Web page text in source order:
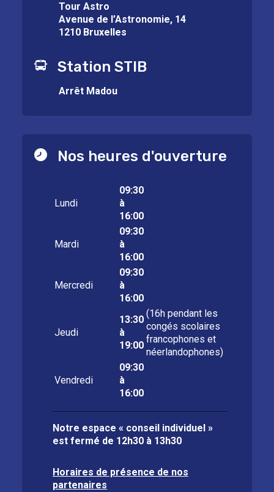
Tour Astro
Avenue de l’Astronomie, 14
1210 Bruxelles
Station STIB
Arrêt Madou
Nos heures d'ouverture
Lundi
09:30
à
16:00
Mardi
09:30
à
16:00
Mercredi
09:30
à
16:00
Jeudi
13:30
à
19:00
(16h pendant les
congés scolaires
francophones et
néerlandophones)
Vendredi
09:30
à
16:00
Notre espace « conseil individuel »
est fermé de 12h30 à 13h30
Horaires de présence de nos
partenaires